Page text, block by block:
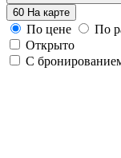
60 На карте
По цене
По
Открыто
С